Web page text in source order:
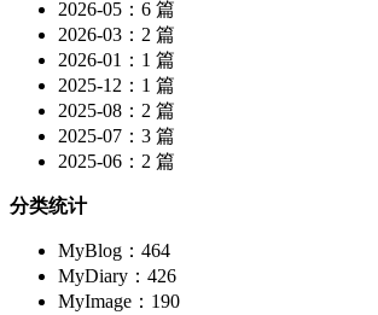
2026-05：6 篇
2026-03：2 篇
2026-01：1 篇
2025-12：1 篇
2025-08：2 篇
2025-07：3 篇
2025-06：2 篇
分类统计
MyBlog：464
MyDiary：426
MyImage：190